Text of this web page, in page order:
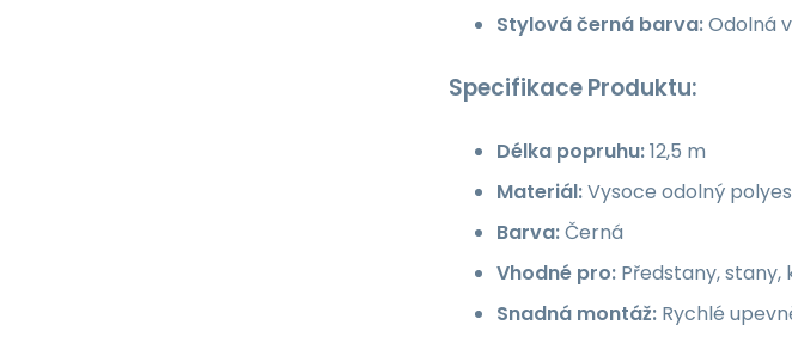
Stylová černá barva:Odolná
Specifikace Produktu:
Délka popruhu:12,5 m
Materiál:Vysoce odolný
Barva:Černá
Vhodné pro: Předstany,
Snadná montáž: Rychlé